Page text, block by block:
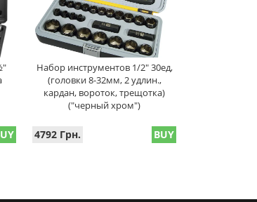
Набор инструментов 1/2" 30ед,
(головки 8-32мм, 2 удлин.,
кардан, вороток, трещотка)
("черный хром")
4792 Грн. BUY